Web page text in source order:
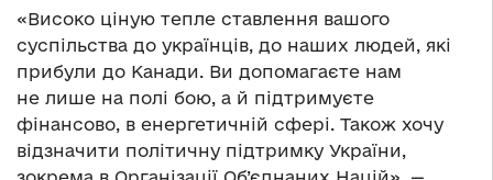
«Високо ціную тепле ставлення вашого
суспільства до українців, до наших людей, які
прибули до Канади. Ви допомагаєте нам
не лише на полі бою, а й підтримуєте
фінансово, в енергетичній сфері. Також хочу
відзначити політичну підтримку України,